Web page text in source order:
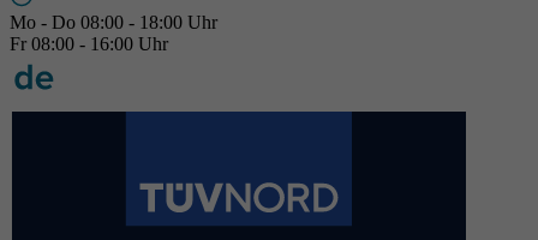
Mo - Do 08:00 - 18:00 Uhr
Fr 08:00 - 16:00 Uhr